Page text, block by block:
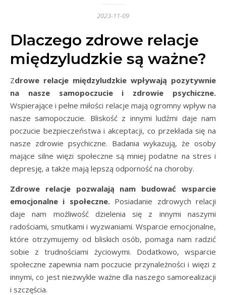
2023-11-09
Dlaczego zdrowe relacje
międzyludzkie są ważne?
Zdrowe relacje międzyludzkie wpływają pozytywnie
na nasze samopoczucie i zdrowie psychiczne.
Wspierające i pełne miłości relacje mają ogromny wpływ na
nasze samopoczucie. Bliskość z innymi ludźmi daje nam
poczucie bezpieczeństwa i akceptacji, co przekłada się na
nasze zdrowie psychiczne. Badania wykazują, że osoby
mające silne więzi społeczne są mniej podatne na stres i
depresję, a także mają lepszą odporność na choroby.
Zdrowe relacje pozwalają nam budować wsparcie
emocjonalne i społeczne.Posiadanie zdrowych relacji
daje nam możliwość dzielenia się z innymi naszymi
radościami, smutkami i wyzwaniami. Wsparcie emocjonalne,
które otrzymujemy od bliskich osób, pomaga nam radzić
sobie z trudnościami życiowymi. Dodatkowo, wsparcie
społeczne zapewnia nam poczucie przynależności i więzi z
innymi, co jest niezwykle ważne dla naszego samorealizacji
i szczęścia.